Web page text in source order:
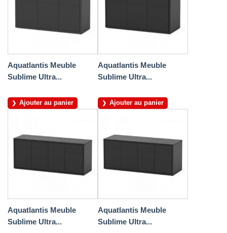
Aquatlantis Meuble
Sublime Ultra...
Ajouter au panier
Aquatlantis Meuble
Sublime Ultra...
Ajouter au panier
Aquatlantis Meuble
Sublime Ultra...
Aquatlantis Meuble
Sublime Ultra...